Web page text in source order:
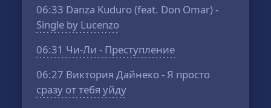
06:33 Danza Kuduro (feat. Don Omar) -
Single by Lucenzo
06:31 Чи-Ли - Преступление
06:27 Виктория Дайнеко - Я просто
сразу от тебя уйду